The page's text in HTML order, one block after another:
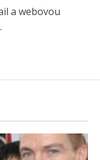
a webovou